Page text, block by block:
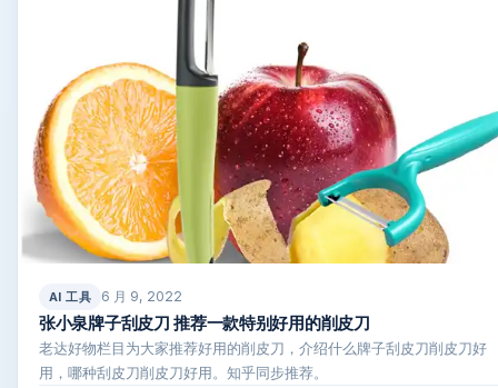
AI 工具 6 月 9, 2022
张小泉牌子刮皮刀 推荐一款特别好用的削皮刀
老达好物栏目为大家推荐好用的削皮刀，介绍什么牌子刮皮刀削皮刀好
用，哪种刮皮刀削皮刀好用。知乎同步推荐。